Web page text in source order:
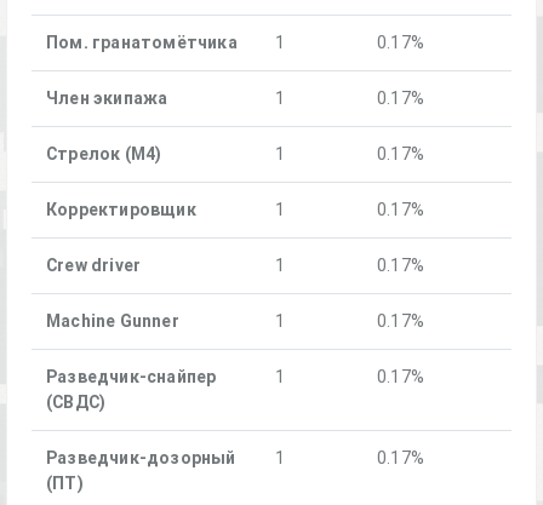
Пом. гранатомётчика 1 0.17%
Член экипажа 1 0.17%
Стрелок (М4) 1 0.17%
Корректировщик 1 0.17%
Crew driver 1 0.17%
Machine Gunner 1 0.17%
Разведчик-снайпер
(СВДС)
1 0.17%
Разведчик-дозорный
(ПТ)
1 0.17%